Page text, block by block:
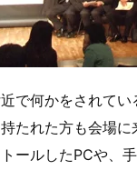
で何かをされて
たれた方も会場
ールしたPCや、